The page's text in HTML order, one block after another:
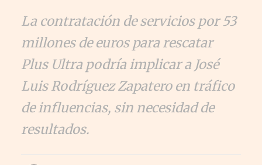
La contratación de servicios por 53
millones de euros para rescatar
Plus Ultra podría implicar a José
Luis Rodríguez Zapatero en tráfico
de influencias, sin necesidad de
resultados.